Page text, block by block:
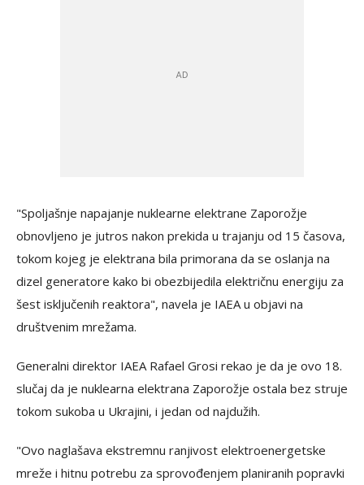
"Spoljašnje napajanje nuklearne elektrane Zaporožje
obnovljeno je jutros nakon prekida u trajanju od 15 časova,
tokom kojeg je elektrana bila primorana da se oslanja na
dizel generatore kako bi obezbijedila električnu energiju za
šest isključenih reaktora", navela je IAEA u objavi na
društvenim mrežama.
Generalni direktor IAEA Rafael Grosi rekao je da je ovo 18.
slučaj da je nuklearna elektrana Zaporožje ostala bez struje
tokom sukoba u Ukrajini, i jedan od najdužih.
"Ovo naglašava ekstremnu ranjivost elektroenergetske
mreže i hitnu potrebu za sprovođenjem planiranih popravki